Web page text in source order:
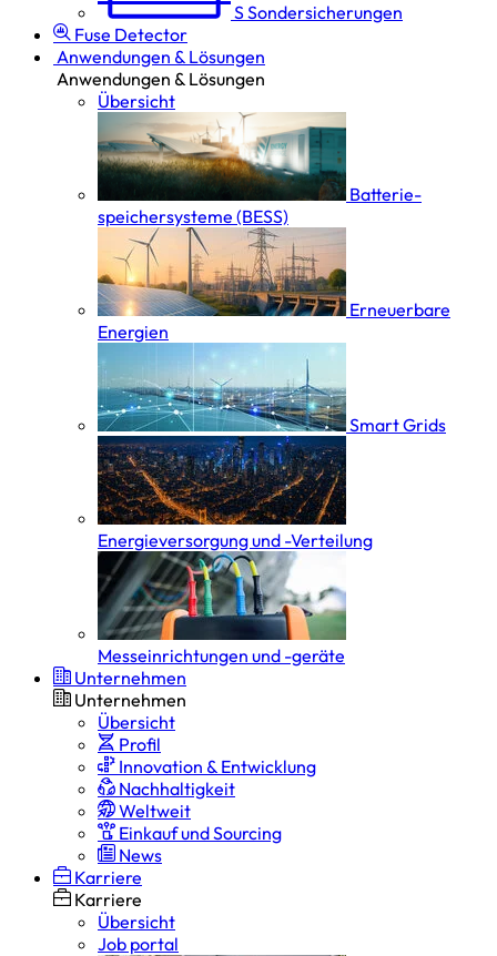
SSondersicherungen
Fuse Detector
Anwendungen & Lösungen
Anwendungen & Lösungen
Übersicht
Batterie­
speicher­systeme (BESS)
Erneuerbare
Energien
Smart Grids
Energieversorgung und -Verteilung
Messeinrichtungen und -geräte
Unternehmen
Unternehmen
Übersicht
Profil
Innovation & Entwicklung
Nachhaltigkeit
Weltweit
Einkauf und Sourcing
News
Karriere
Karriere
Übersicht
Job portal